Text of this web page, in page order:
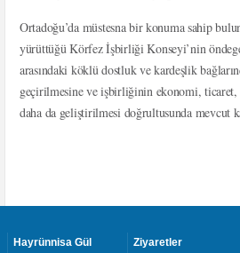
Ortadoğu’da müstesna bir konuma sahip
yürüttüğü Körfez İşbirliği Konseyi’nin
arasındaki köklü dostluk ve kardeşlik
geçirilmesine ve işbirliğinin ekonomi, ticaret,
daha da geliştirilmesi doğrultusunda mevcut
Hayrünnisa Gül Ziyaretler